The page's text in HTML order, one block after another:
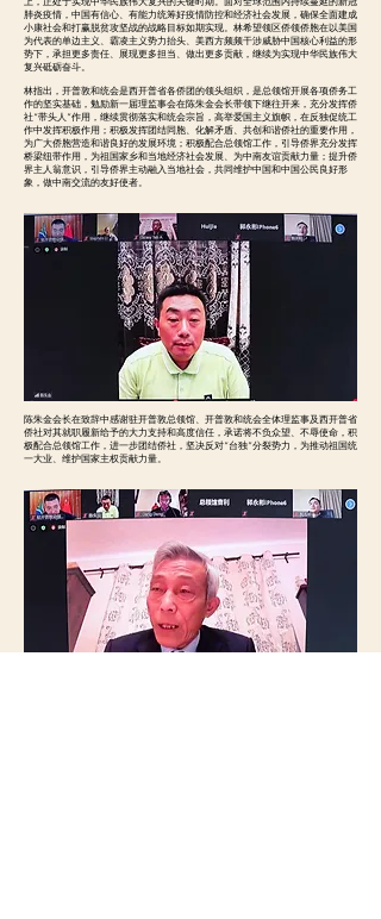
肺炎疫情，中国有信心、有能力统筹好疫情防控和经济社会发展，确保全面建成
小康社会和打赢脱贫攻坚战的战略目标如期实现。林希望领区侨领侨胞在以美国
为代表的单边主义、霸凌主义势力抬头、美西方频频干涉威胁中国核心利益的形
势下，承担更多责任、展现更多担当、做出更多贡献，继续为实现中华民族伟大
复兴砥砺奋斗。
林指出，开普敦和统会是西开普省各侨团的领头组织，是总领馆开展各项侨务工
作的坚实基础，勉励新一届理监事会在陈朱金会长带领下继往开来，充分发挥侨
社“带头人”作用，继续贯彻落实和统会宗旨，高举爱国主义旗帜，在反独促统工
作中发挥积极作用；积极发挥团结同胞、化解矛盾、共创和谐侨社的重要作用，
为广大侨胞营造和谐良好的发展环境；积极配合总领馆工作，引导侨界充分发挥
桥梁纽带作用，为祖国家乡和当地经济社会发展、为中南友谊贡献力量；提升侨
界主人翁意识，引导侨界主动融入当地社会，共同维护中国和中国公民良好形
象，做中南交流的友好使者。
陈朱金会长在致辞中感谢驻开普敦总领馆、开普敦和统会全体理监事及西开普省
侨社对其就职履新给予的大力支持和高度信任，承诺将不负众望、不辱使命，积
极配合总领馆工作，进一步团结侨社，坚决反对“台独”分裂势力，为推动祖国统
一大业、维护国家主权贡献力量。